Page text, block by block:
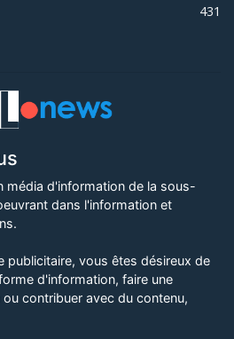
431
média d'information de la sous-
dans l'information et
publicitaire, vous êtes désireux de
d'information, faire une
contribuer avec du contenu,